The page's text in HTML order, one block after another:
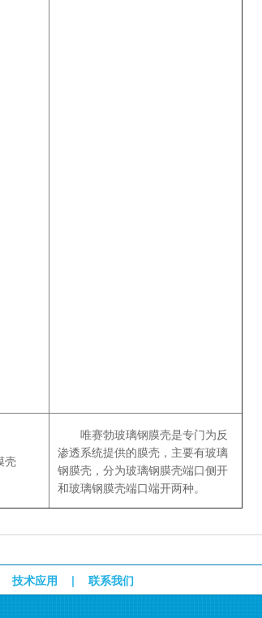
壳
唯赛勃玻璃钢膜壳是专门为反
渗透系统提供的膜壳，主要有玻璃
钢膜壳，分为玻璃钢膜壳端口侧开
和玻璃钢膜壳端口端开两种。
技术应用 | 联系我们